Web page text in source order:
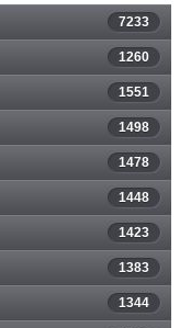
7233
1260
1551
1498
1478
1448
1423
1383
1344